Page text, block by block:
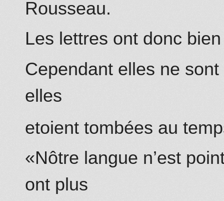
Rousseau.
Les lettres ont donc
Cependant elles ne
elles
etoient tombées au
«Nôtre langue n’est
ont plus